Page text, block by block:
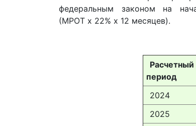
федеральным законом на
(МРОТ х 22% х 12 месяцев).
Расчетный
период
2024
2025